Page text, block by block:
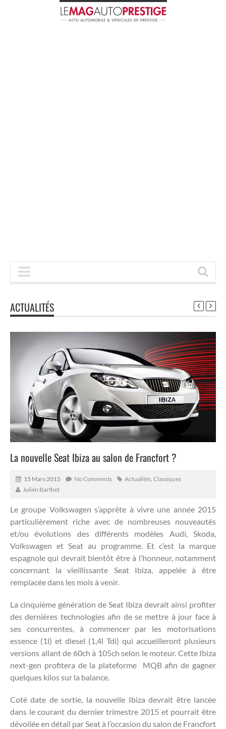
ACTUALITÉS
La nouvelle Seat Ibiza au salon de Francfort ?
15 Mars 2015 No Comments Actualités Classiques
Julien Barthet
Le groupe Volkswagen s’apprête à vivre une année 2015
particulièrement riche avec de nombreuses nouveautés
et/ou évolutions des différents modèles Audi, Skoda,
Volkswagen et Seat au programme.Et c’est la marque
espagnole qui devrait bientôt être à l’honneur, notamment
concernant la vieillissante Seat Ibiza, appelée à être
remplacée dans les mois à venir.
La cinquième génération de Seat Ibiza devrait ainsi profiter
des dernières technologies afin de se mettre à jour face à
ses concurrentes, à commencer par les motorisations
essence (1l) et diesel (1,4l Tdi) qui accueilleront plusieurs
versions allant de 60ch à 105ch selon le moteur. Cette Ibiza
next-gen profitera de la plateforme MQB afin de gagner
quelques kilos sur la balance.
Coté date de sortie, la nouvelle Ibiza devrait être lancée
dans le courant du dernier trimestre 2015 et pourrait être
dévoilée en détail par Seat à l’occasion du salon de Francfort